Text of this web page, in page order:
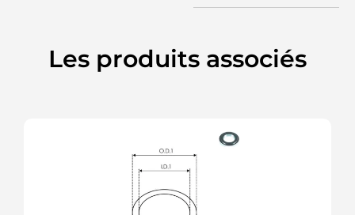
Les produits associés